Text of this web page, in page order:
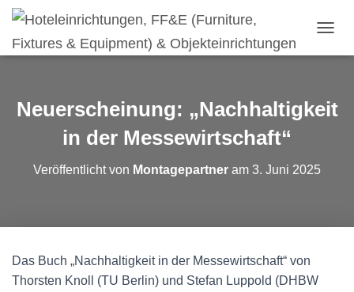
A
G
A
Neuerscheinung: „Nachhaltigkeit
in der Messewirtschaft“
Veröffentlicht von Montagepartner am 3. Juni 2025
Das Buch „Nachhaltigkeit in der Messewirtschaft“ von
Thorsten Knoll (TU Berlin) und Stefan Luppold (DHBW